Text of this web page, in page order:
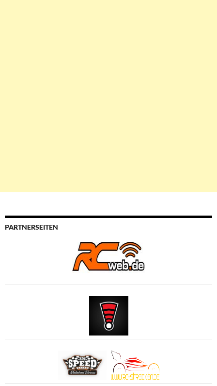
PARTNERSEITEN